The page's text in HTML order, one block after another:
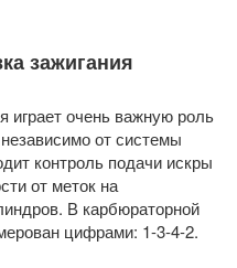
зажигания
играет очень важную роль
от системы
контроль подачи искры
от меток на
В карбюраторной
цифрами: 1-3-4-2.